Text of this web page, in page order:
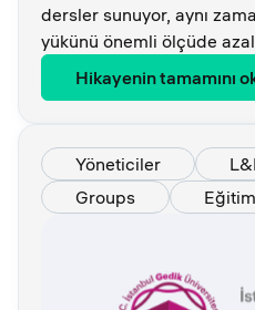
dersler sunuyor, aynı
yükünü önemli ölçüde
Hikayenin tamamını
Yöneticiler
Groups